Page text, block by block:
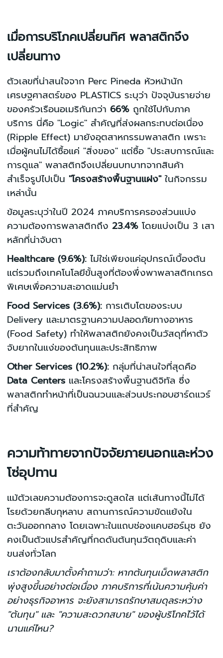
เมื่อการบริโภคเปลี่ยนทิศ พลาสติกจึง
เปลี่ยนทาง
ตัวเลขที่น่าสนใจจาก Perc Pineda หัวหน้านัก
เศรษฐศาสตร์ของ PLASTICS ระบุว่า ปัจจุบันรายจ่าย
ของครัวเรือนอเมริกันกว่า66% ถูกใช้ไปกับภาค
บริการ นี่คือ "Logic" สำคัญที่ส่งผลกระทบต่อเนื่อง
(Ripple Effect) มายังอุตสาหกรรมพลาสติก เพราะ
เมื่อผู้คนไม่ได้ซื้อแค่ "สิ่งของ" แต่ซื้อ "ประสบการณ์และ
การดูแล" พลาสติกจึงเปลี่ยนบทบาทจากสินค้า
สำเร็จรูปไปเป็น"โครงสร้างพื้นฐานแฝง"ในกิจกรรม
เหล่านั้น
ข้อมูลระบุว่าในปี 2024 ภาคบริการครองส่วนแบ่ง
ความต้องการพลาสติกถึง23.4% โดยแบ่งเป็น 3 เสา
หลักที่น่าจับตา
Healthcare (9.6%): ไม่ใช่เพียงแค่อุปกรณ์เบื้องต้น
แต่รวมถึงเทคโนโลยีขั้นสูงที่ต้องพึ่งพาพลาสติกเกรด
พิเศษเพื่อความสะอาดแม่นยำ
Food Services (3.6%): การเติบโตของระบบ
Delivery และมาตรฐานความปลอดภัยทางอาหาร
(Food Safety) ทำให้พลาสติกยังคงเป็นวัสดุที่หาตัว
จับยากในแง่ของต้นทุนและประสิทธิภาพ
Other Services (10.2%): กลุ่มที่น่าสนใจที่สุดคือ
Data Centers และโครงสร้างพื้นฐานดิจิทัล ซึ่ง
พลาสติกทำหน้าที่เป็นฉนวนและส่วนประกอบฮาร์ดแวร์
ที่สำคัญ
ความท้าทายจากปัจจัยภายนอกและห่วง
โซ่อุปทาน
แม้ตัวเลขความต้องการจะดูสดใส แต่เส้นทางนี้ไม่ได้
โรยด้วยกลีบกุหลาบ สถานการณ์ความขัดแย้งใน
ตะวันออกกลาง โดยเฉพาะในแถบช่องแคบฮอร์มุซ ยัง
คงเป็นตัวแปรสำคัญที่กดดันต้นทุนวัตถุดิบและค่า
ขนส่งทั่วโลก
เราต้องกลับมาตั้งคำถามว่า: หากต้นทุนเม็ดพลาสติก
พุ่งสูงขึ้นอย่างต่อเนื่อง ภาคบริการที่เน้นความคุ้มค่า
อย่างธุรกิจอาหาร จะยังสามารถรักษาสมดุลระหว่าง
"ต้นทุน" และ "ความสะดวกสบาย" ของผู้บริโภคไว้ได้
นานแค่ไหน?